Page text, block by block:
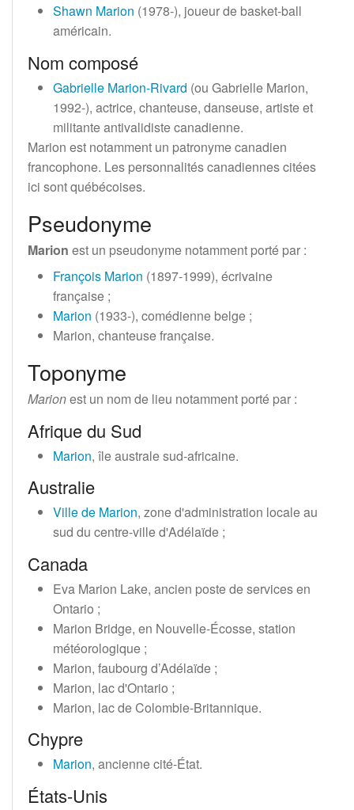
Shawn Marion (1978-), joueur de basket-ball
américain.
Nom composé
Gabrielle Marion-Rivard (ou Gabrielle Marion,
1992-), actrice, chanteuse, danseuse, artiste et
militante antivalidiste canadienne.
Marion est notamment un patronyme canadien
francophone. Les personnalités canadiennes citées
ici sont québécoises.
Pseudonyme
Marion est un pseudonyme notamment porté par :
François Marion (1897-1999), écrivaine
française ;
Marion (1933-), comédienne belge ;
Marion, chanteuse française.
Toponyme
Marionest un nom de lieu notamment porté par :
Afrique du Sud
Marion, île australe sud-africaine.
Australie
Ville de Marion, zone d'administration locale au
sud du centre-ville d'Adélaïde ;
Canada
Eva Marion Lake, ancien poste de services en
Ontario ;
Marion Bridge, en Nouvelle-Écosse, station
météorologique ;
Marion, faubourg d’Adélaïde ;
Marion, lac d'Ontario ;
Marion, lac de Colombie-Britannique.
Chypre
Marion, ancienne cité-État.
États-Unis